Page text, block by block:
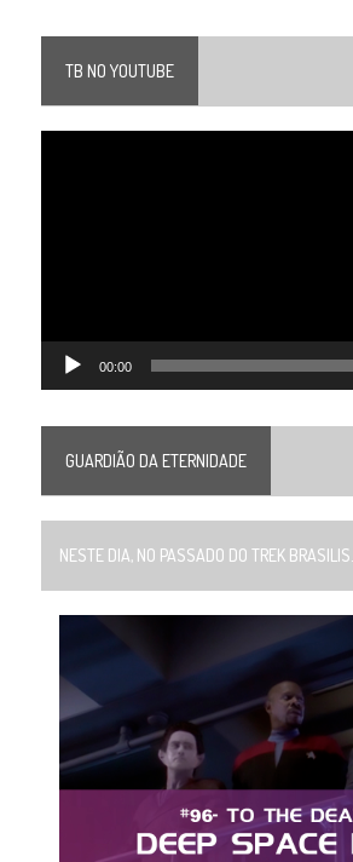
TB NO YOUTUBE
00:00
GUARDIÃO DA ETERNIDADE
NESTE DIA, NO PASSADO DO TREK BRASILIS...